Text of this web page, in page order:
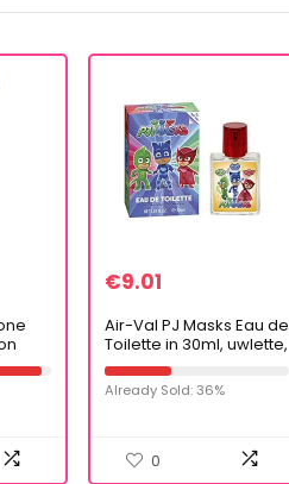
€9.01
Air-Val PJ Masks Eau de
Toilette in 30ml, uwlette,
Catboy en Gecco
Already Sold: 36%
0